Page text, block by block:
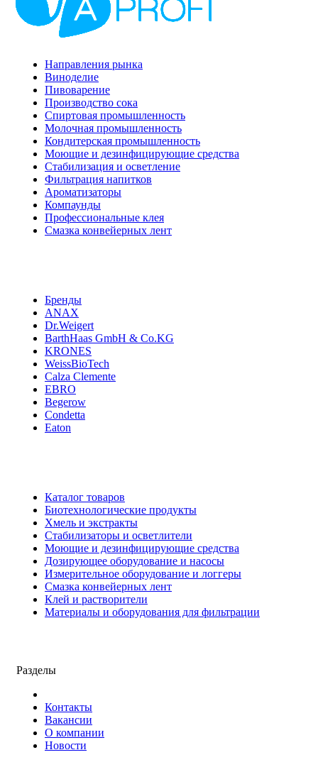
Направления рынка
Виноделие
Пивоварение
Производство сока
Спиртовая промышленность
Молочная промышленность
Кондитерская промышленность
Моющие и дезинфицирующие средства
Стабилизация и осветление
Фильтрация напитков
Ароматизаторы
Компаунды
Профессиональные клея
Смазка конвейерных лент
Бренды
ANAX
Dr.Weigert
BarthHaas GmbH & Co.KG
KRONES
WeissBioTech
Calza Clemente
EBRO
Begerow
Condetta
Eaton
Каталог товаров
Биотехнологические продукты
Хмель и экстракты
Cтабилизаторы и осветлители
Моющие и дезинфицирующие средства
Дозирующее оборудование и насосы
Измерительное оборудование и логгеры
Cмазка конвейерных лент
Клей и растворители
Материалы и оборудования для фильтрации
Разделы
Контакты
Вакансии
О компании
Новости